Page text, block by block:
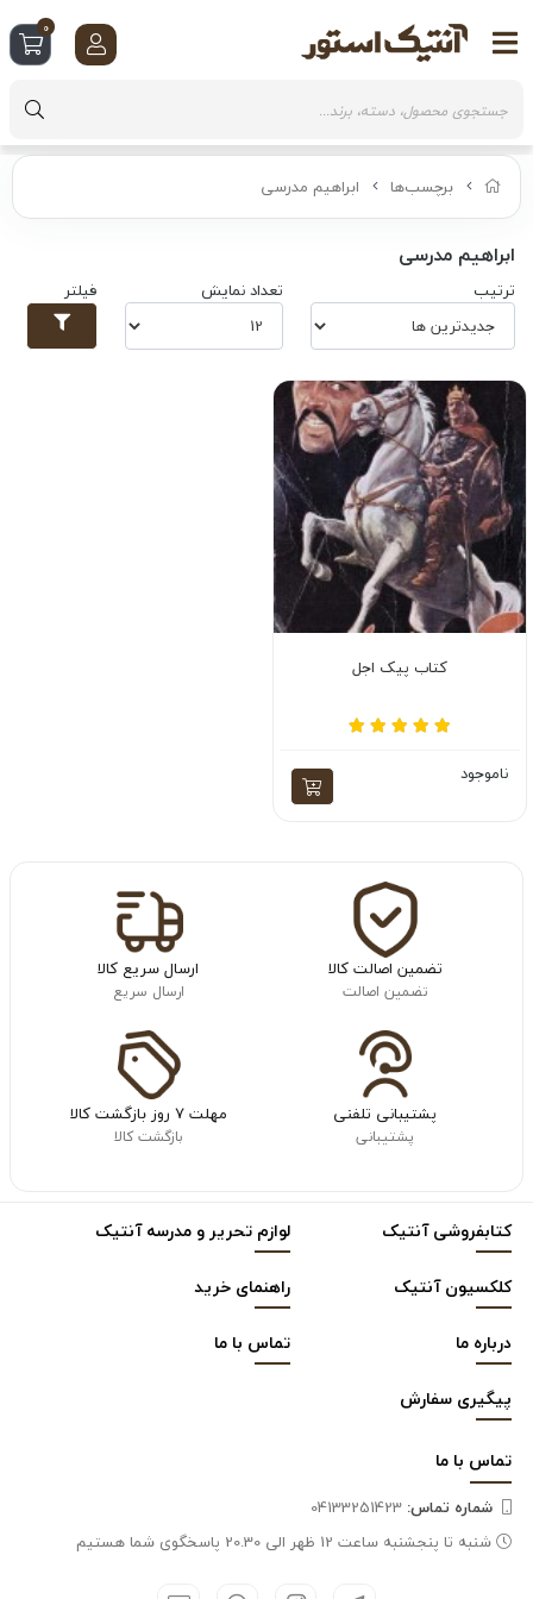
برچسب‌ها ابراهیم مدرسی
ابراهیم مدرسی
ترتیب تعداد نمایش فیلتر
کتاب پیک اجل
ناموجود
تضمین اصالت کالا
تضمین اصالت
ارسال سریع کالا
ارسال سریع
پشتیبانی تلفنی
پشتیبانی
مهلت ۷ روز بازگشت کالا
بازگشت کالا
کتابفروشی آنتیک
لوازم تحریر و مدرسه آنتیک
کلکسیون آنتیک
راهنمای خرید
درباره ما
تماس با ما
پیگیری سفارش
تماس با ما
شماره تماس‌:
شنبه تا پنجشنبه ساعت 12 ظهر الی 20.30 پاسخگوی شما هستیم
0